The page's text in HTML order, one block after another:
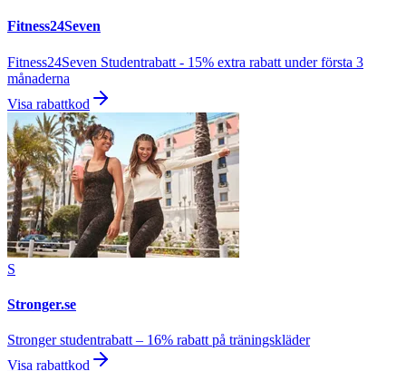
Fitness24Seven
Fitness24Seven Studentrabatt - 15% extra rabatt under första 3
månaderna
Visa rabattkod
S
Stronger.se
Stronger studentrabatt – 16% rabatt på träningskläder
Visa rabattkod